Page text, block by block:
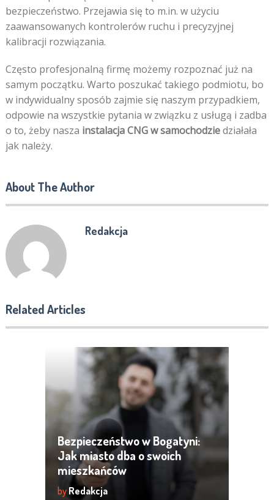
bezpieczeństwo. Przejawia się to m.in. w użyciu
zaawansowanych kontrolerów ruchu i precyzyjnej
kalibracji rozwiązania.
Często profesjonalną firmę możemy rozpoznać już na
samym początku. Warto poszukać takiego podmiotu, bo
w indywidualny sposób zajmie się naszym przypadkiem,
odpowie na wszystkie pytania w związku z usługą i zadba
o to, żeby nasza instalacja CNG w samochodziedziałała
jak należy.
About The Author
Redakcja
Related Articles
Bezpieczeństwo w Bogatyni:
Jak miasto dba o swoich
mieszkańców
by Redakcja